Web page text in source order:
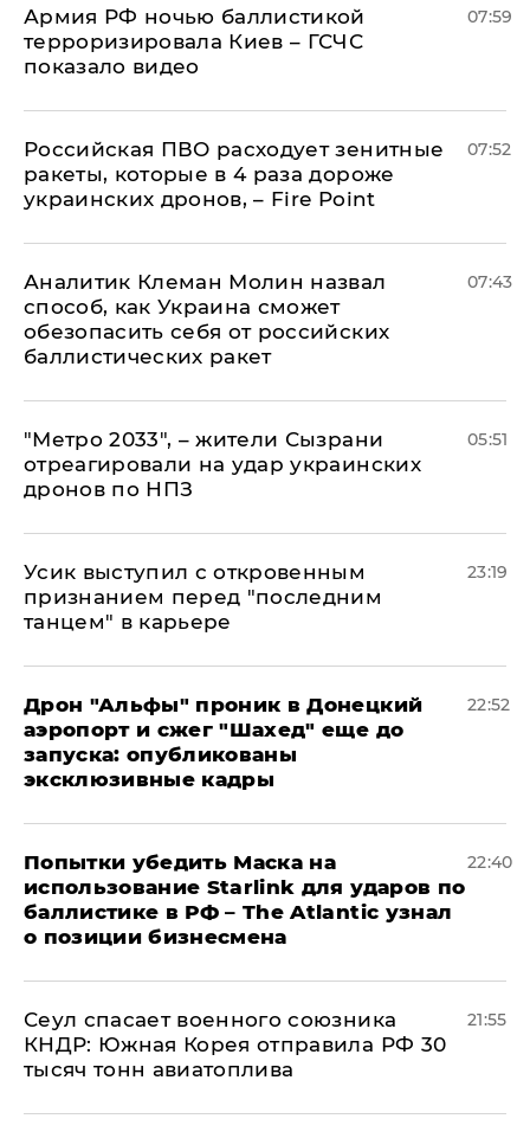
Армия РФ ночью баллистикой
терроризировала Киев – ГСЧС
показало видео
07:59
Российская ПВО расходует зенитные
ракеты, которые в 4 раза дороже
украинских дронов, – Fire Point
07:52
Аналитик Клеман Молин назвал
способ, как Украина сможет
обезопасить себя от российских
баллистических ракет
07:43
"Метро 2033", – жители Сызрани
отреагировали на удар украинских
дронов по НПЗ
05:51
Усик выступил с откровенным
признанием перед "последним
танцем" в карьере
23:19
Дрон "Альфы" проник в Донецкий
аэропорт и сжег "Шахед" еще до
запуска: опубликованы
эксклюзивные кадры
22:52
Попытки убедить Маска на
использование Starlink для ударов по
баллистике в РФ – The Atlantic узнал
о позиции бизнесмена
22:40
​Сеул спасает военного союзника
КНДР: Южная Корея отправила РФ 30
тысяч тонн авиатоплива
21:55